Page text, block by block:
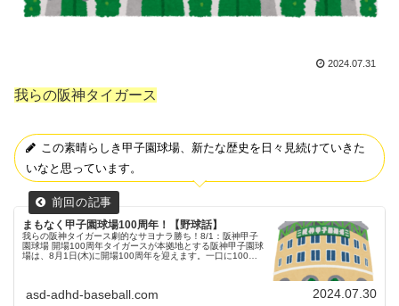
2024.07.31
我らの阪神タイガース
この素晴らしき甲子園球場、新たな歴史を日々見続けていきた
いなと思っています。
まもなく甲子園球場100周年！【野球話】
我らの阪神タイガース劇的なサヨナラ勝ち！8/1：阪神甲子
園球場 開場100周年タイガースが本拠地とする阪神甲子園球
場は、8月1日(木)に開場100周年を迎えます。一口に100年
asd-adhd-baseball.com 2024.07.30